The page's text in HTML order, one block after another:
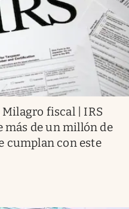
Milagro fiscal | IRS
de un millón de
cumplan con este